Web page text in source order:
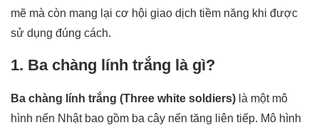
mẽ mà còn mang lại cơ hội giao dịch tiềm năng khi được
sử dụng đúng cách.
1. Ba chàng lính trắng là gì?
Ba chàng lính trắng (Three white soldiers) là một mô
hình nến Nhật bao gồm ba cây nến tăng liên tiếp. Mô hình